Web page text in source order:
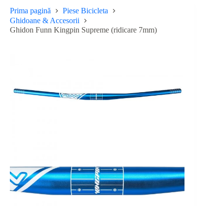
Prima pagină
Piese Bicicleta
Ghidoane & Accesorii
Ghidon Funn Kingpin Supreme (ridicare 7mm)